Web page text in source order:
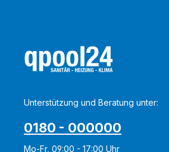
Unterstützung und Beratung unter:
0180 - 000000
Mo-Fr, 09:00 - 17:00 Uhr